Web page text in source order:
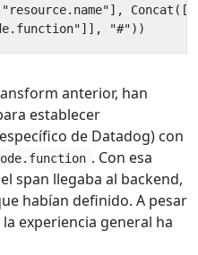
"#"))
anterior, han
establecer
de Datadog) con
. Con esa
span llegaba al backend,
habían definido. A pesar
experiencia general ha